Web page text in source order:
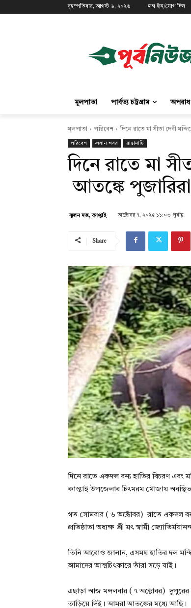
বৃহস্পতিবার, আগস্ট ৬, ২০২৬ লগ ইন/যোগ দিন
মূলপাতা পার্বত্য চট্টগ্রাম অপরাধ
মূলপাতা পরিবেশ দিনে রাতে মা সীতা দেবী
পরিবেশ প্রধান খবর রাঙামাটি
দিনে রাতে মা
আতঙ্কে পুজারিরা
ঝুলন দত্ত, কাপ্তাই অক্টোবর ৭, ২০২৫ ১১:০৩ পূর্বাহ্ণ
Share
দিনে রাতে একদল বন্য হাতির বিচরণ এবং
কাপ্তাই উপজেলার চিৎমরম মৌজায় অবস্থিত
গত সোমবার ( ৬ অক্টোবর) রাতে একদল বন্য
প্রতিষ্ঠাতা অধ্যক্ষ শ্রী মৎ স্বামী
তিনি আরোও জানান, এসময় হাতির দল
আমাদের আত্মচিৎকারে তাঁরা সড়ে যাই।
এছাড়া আজ মঙ্গলবার ( ৭ অক্টোবর) দুপুরের
তাড়িয়ে দিই। আমরা আতঙ্কের মধ্যে আছি।